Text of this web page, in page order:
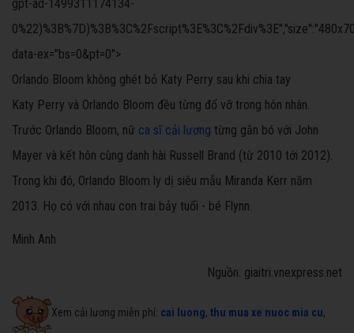
gpt-ad-1499311174134-
data-ex="bs=0&pt=0">
Orlando Bloom không ghét bỏ Katy Perry sau khi chia tay
Katy Perry và Orlando Bloom đều từng đổ vỡ trong hôn nhân.
Trước Orlando Bloom, nữ ca sĩ cải lương từng gắn bó với John
Mayer và kết hôn cùng danh hài Russell Brand (từ 2010 tới 2012).
Trong khi đó, Orlando Bloom ly dị siêu mẫu Miranda Kerr năm
2013. Họ có với nhau con trai bảy tuổi - bé Flynn.
Minh Anh
Nguồn: giaitri.vnexpress.net
Xem cải lương miễn phí: cai luong, thu mua xe nuoc mia cu,